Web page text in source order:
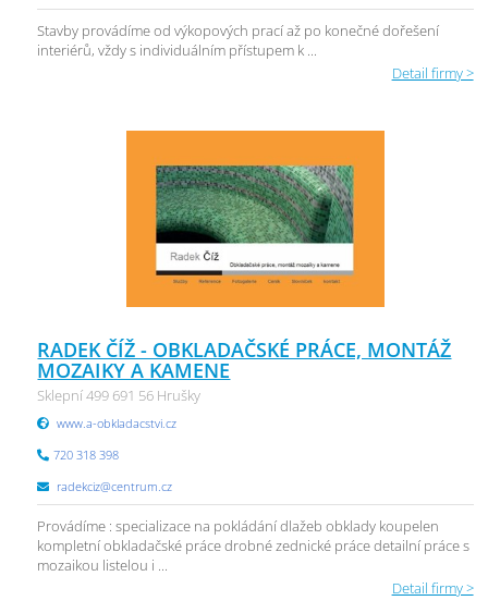
Stavby provádíme od výkopových prací až po konečné dořešení
interiérů, vždy s individuálním přístupem k ...
Detail firmy >
RADEK ČÍŽ - OBKLADAČSKÉ PRÁCE, MONTÁŽ
MOZAIKY A KAMENE
Sklepní 499 691 56 Hrušky
www.a-obkladacstvi.cz
720 318 398
radekciz@centrum.cz
Provádíme : specializace na pokládání dlažeb obklady koupelen
kompletní obkladačské práce drobné zednické práce detailní práce s
mozaikou listelou i ...
Detail firmy >